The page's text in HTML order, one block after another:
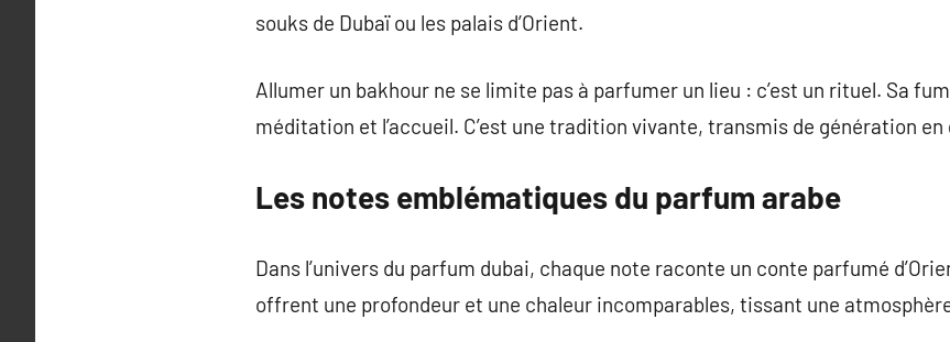
souks de Dubaï ou les palais d’Orient.
Allumer un bakhour ne se limite pas à parfumer un lieu : c’est un rituel. Sa
méditation et l’accueil. C’est une tradition vivante, transmis de génération
Les notes emblématiques du parfum arabe
Dans l’univers du parfum dubai, chaque note raconte un conte parfumé
offrent une profondeur et une chaleur incomparables, tissant une